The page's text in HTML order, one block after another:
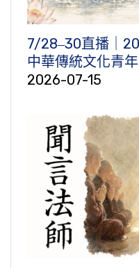
7/28‒30直播｜
中華傳統文化青
2026-07-15